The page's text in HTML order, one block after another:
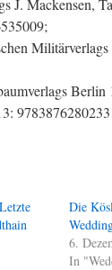
J. Mackensen,
Berlin
9783876280233
Die
6.
In